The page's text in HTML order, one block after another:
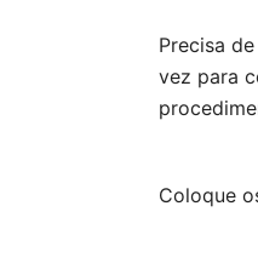
Precisa
vez para
Coloque